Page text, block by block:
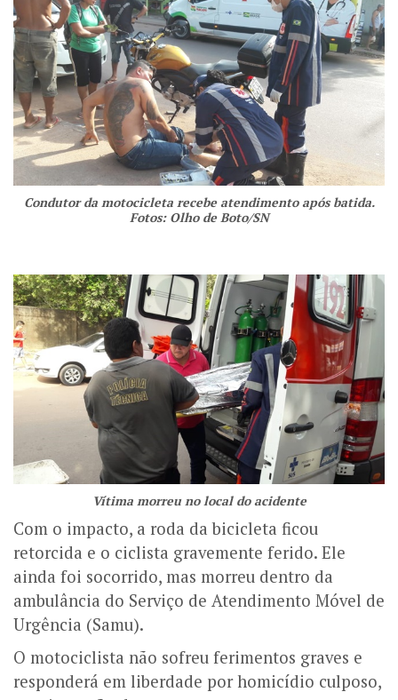
Condutor da motocicleta recebe atendimento após batida.
Fotos: Olho de Boto/SN
Vítima morreu no local do acidente
Com o impacto, a roda da bicicleta ficou
retorcida e o ciclista gravemente ferido. Ele
ainda foi socorrido, mas morreu dentro da
ambulância do Serviço de Atendimento Móvel de
Urgência (Samu).
O motociclista não sofreu ferimentos graves e
responderá em liberdade por homicídio culposo,